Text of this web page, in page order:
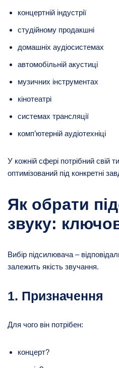
концертній індустрії
студійному продакшні
домашніх аудіосистемах
автомобільній акустиці
музичних інструментах
кінотеатрі
системах трансляції
комп’ютерній аудіотехніці
У кожній сфері потрібний свій
оптимізований під конкретні
Як обрати
звуку:
Вибір підсилювача –
залежить якість звучання.
1. Призначення
Для чого він потрібен:
концерт?